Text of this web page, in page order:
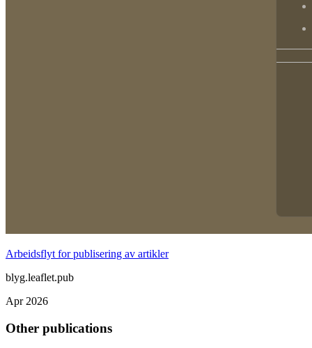
Arbeidsflyt for publisering av artikler
blyg.leaflet.pub
Apr 2026
Other publications